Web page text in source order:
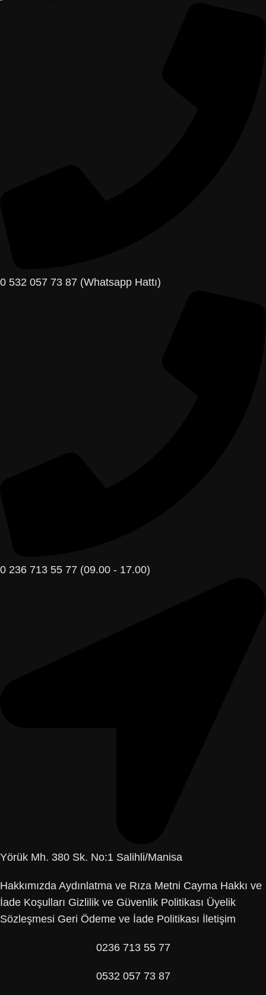
0 532 057 73 87 (Whatsapp Hattı)
0 236 713 55 77 (09.00 - 17.00)
Yörük Mh. 380 Sk. No:1 Salihli/Manisa
Hakkımızda Aydınlatma ve Rıza Metni Cayma Hakkı ve
İade Koşulları Gizlilik ve Güvenlik Politikası Üyelik
Sözleşmesi Geri Ödeme ve İade Politikası İletişim
0236 713 55 77
0532 057 73 87